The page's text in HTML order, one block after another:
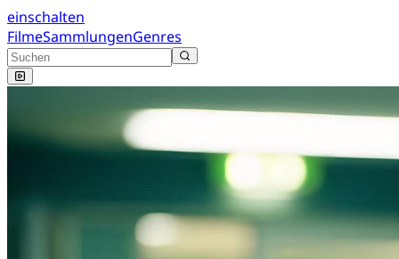
einschalten
FilmeSammlungenGenres